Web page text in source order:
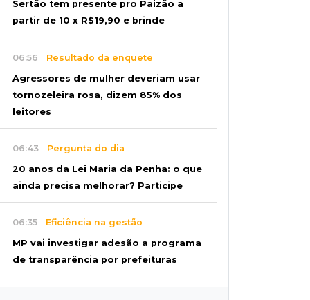
Sertão tem presente pro Paizão a
partir de 10 x R$19,90 e brinde
06:56 Resultado da enquete
Agressores de mulher deveriam usar
tornozeleira rosa, dizem 85% dos
leitores
06:43 Pergunta do dia
20 anos da Lei Maria da Penha: o que
ainda precisa melhorar? Participe
06:35 Eficiência na gestão
MP vai investigar adesão a programa
de transparência por prefeituras